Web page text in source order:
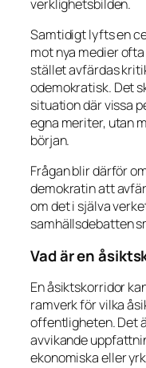
verklighetsbilden.
Samtidigt lyfts en
mot nya medier
stället avfärdas
odemokratisk. Det
situation där vissa
egna meriter, utan
början.
Frågan blir därför
demokratin att
om det i själva
samhällsdebatten
Vad är en
En åsiktskorridor
ramverk för vilka
offentligheten. Det
avvikande
ekonomiska eller